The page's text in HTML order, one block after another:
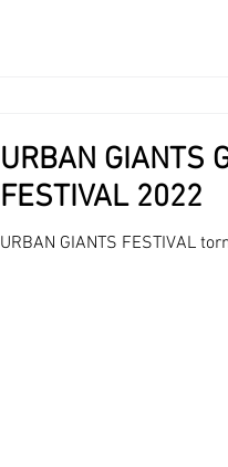
URBAN GIANTS
FESTIVAL 2022
URBAN GIANTS FESTIVAL